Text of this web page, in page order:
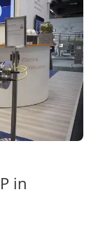
in